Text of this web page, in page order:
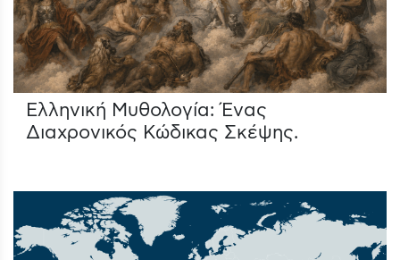
Ελληνική Μυθολογία: Ένας
Διαχρονικός Κώδικας Σκέψης.